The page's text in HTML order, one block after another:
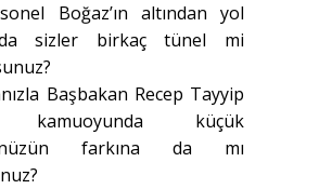
Boğaz’ın altından yol
sizler birkaç tünel mi
Başbakan Recep Tayyip
kamuoyunda küçük
farkına da mı